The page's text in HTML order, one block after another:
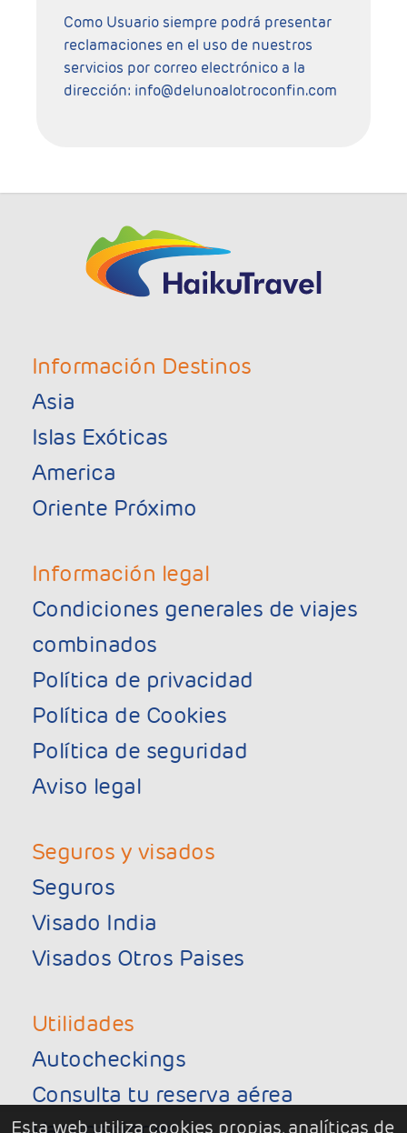
Como Usuario siempre podrá presentar
reclamaciones en el uso de nuestros
servicios por correo electrónico a la
dirección: info@delunoalotroconfin.com
Información Destinos
Asia
Islas Exóticas
America
Oriente Próximo
Información legal
Condiciones generales de viajes
combinados
Política de privacidad
Política de Cookies
Política de seguridad
Aviso legal
Seguros y visados
Seguros
Visado India
Visados Otros Paises
Utilidades
Autocheckings
Consulta tu reserva aérea
Esta web utiliza cookies propias, analíticas de